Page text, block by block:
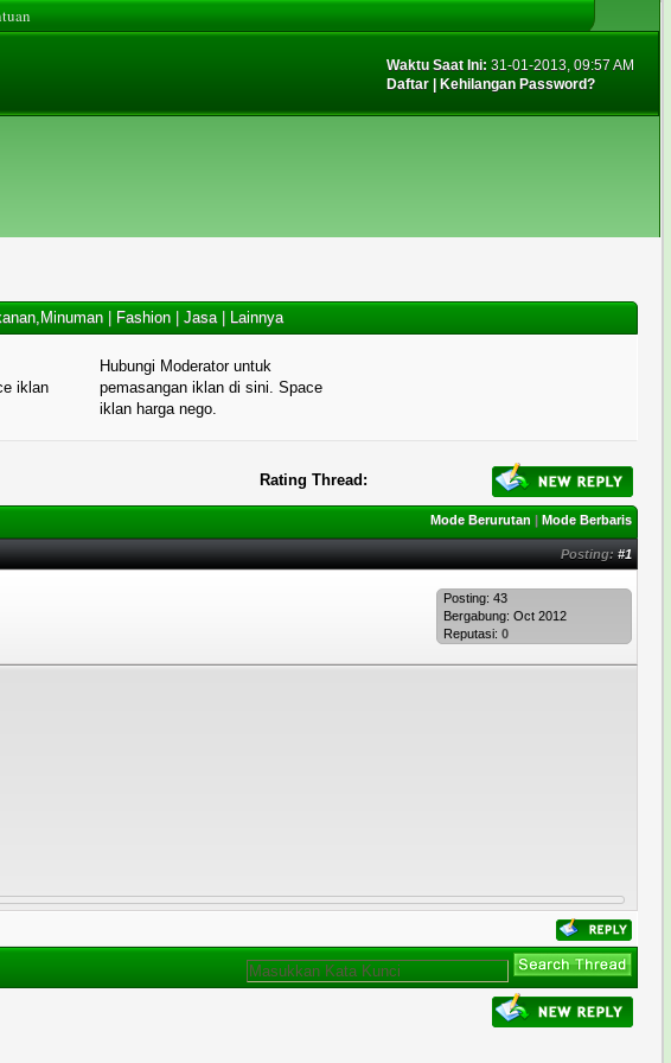
Waktu Saat Ini: 31-01-2013, 09:57 AM
Daftar
Kehilangan Password?
Fashion |Jasa| Lainnya
iklan
Hubungi Moderator untuk
pemasangan iklan di sini. Space
iklan harga nego.
Rating Thread:
Mode Berurutan |Mode Berbaris
Posting:#1
Posting: 43
Bergabung: Oct 2012
Reputasi:0